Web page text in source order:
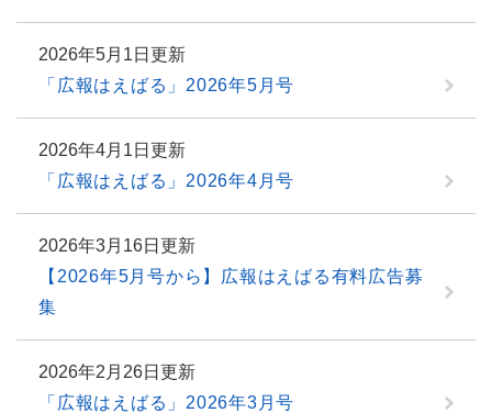
2026年5月1日更新
「広報はえばる」2026年5月号
2026年4月1日更新
「広報はえばる」2026年4月号
2026年3月16日更新
【2026年5月号から】広報はえばる有料広告募
集
2026年2月26日更新
「広報はえばる」2026年3月号